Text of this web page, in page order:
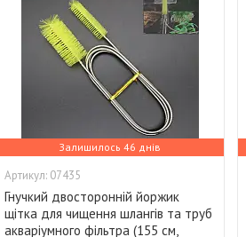
Залишилось 46 днів
07435
Гнучкий двосторонній йоржик
щітка для чищення шлангів та труб
акваріумного фільтра (155 см,